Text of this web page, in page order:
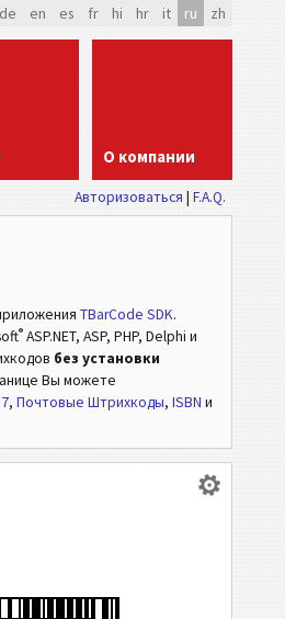
de en es fr hi hr it ru zh
О компании
Авторизоваться | F.A.Q.
TBarCode SDK.
® ASP.NET, ASP, PHP, Delphi и
без установки
Вы можете
, Почтовые Штрихкоды, ISBN и